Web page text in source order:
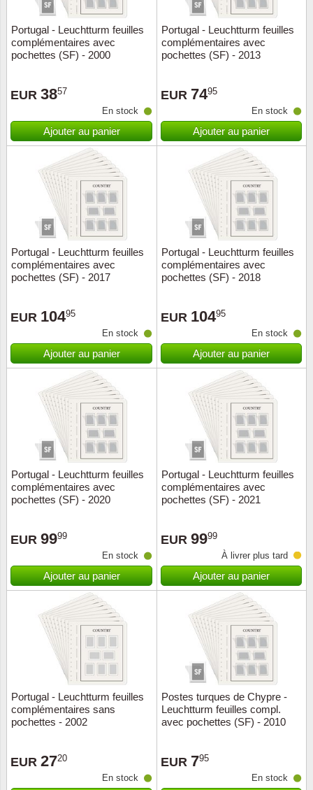
Portugal - Leuchtturm feuilles
complémentaires avec
pochettes (SF) - 2000
EUR 3857
En stock
Ajouter au panier
Portugal - Leuchtturm feuilles
complémentaires avec
pochettes (SF) - 2013
EUR 7495
En stock
Ajouter au panier
Portugal - Leuchtturm feuilles
complémentaires avec
pochettes (SF) - 2017
EUR 10495
En stock
Ajouter au panier
Portugal - Leuchtturm feuilles
complémentaires avec
pochettes (SF) - 2018
EUR 10495
En stock
Ajouter au panier
Portugal - Leuchtturm feuilles
complémentaires avec
pochettes (SF) - 2020
EUR 9999
En stock
Ajouter au panier
Portugal - Leuchtturm feuilles
complémentaires avec
pochettes (SF) - 2021
EUR 9999
À livrer plus tard
Ajouter au panier
Portugal - Leuchtturm feuilles
complémentaires sans
pochettes - 2002
EUR 2720
En stock
Postes turques de Chypre -
Leuchtturm feuilles compl.
avec pochettes (SF) - 2010
EUR 795
En stock